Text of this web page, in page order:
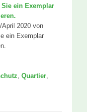
ein Exemplar
2020 von
ein Exemplar
Quartier